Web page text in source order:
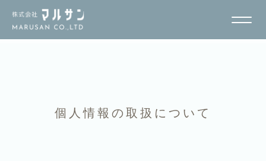
個人情報の取扱について